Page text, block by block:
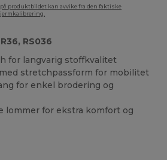
produktbildet kan avvike fra den faktiske
RS036
for langvarig stoffkvalitet
stretchpassform for mobilitet
for enkel brodering og
lommer for ekstra komfort og